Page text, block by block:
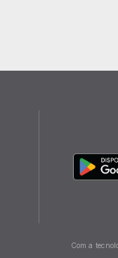
Com a